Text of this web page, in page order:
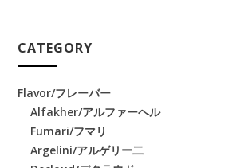
CATEGORY
Flavor/フレーバー
Alfakher/アルファーヘル
Fumari/フマリ
Argelini/アルゲリー二